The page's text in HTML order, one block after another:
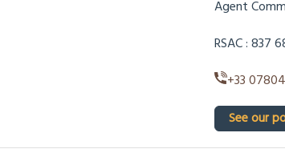
(Obligations Légales de Débroussaillement (OLD))
To visit this
French